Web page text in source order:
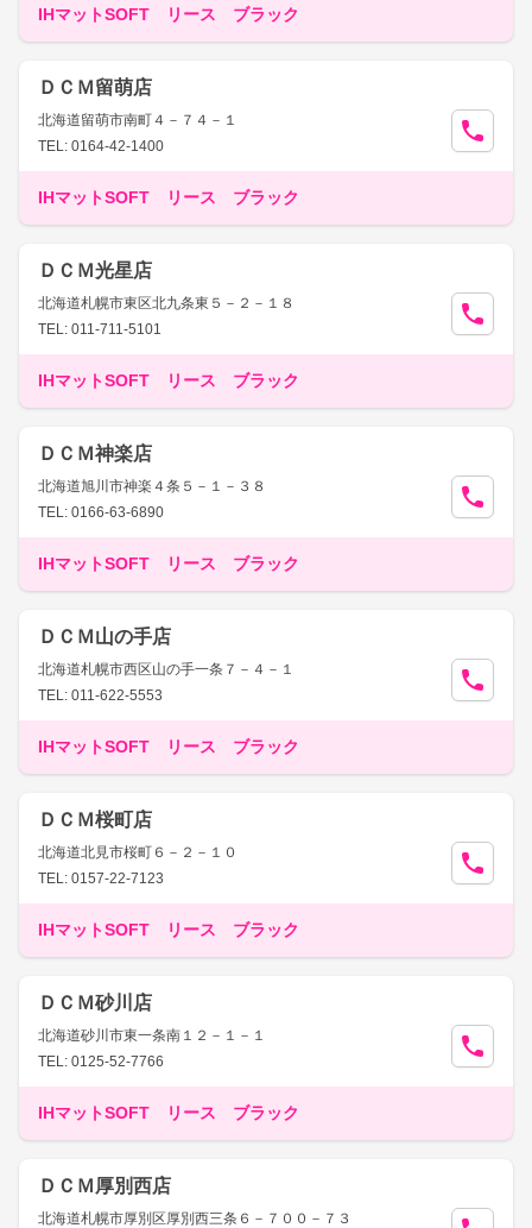
IHマットSOFT リース ブラック
ＤＣＭ留萌店
北海道留萌市南町４－７４－１
TEL: 0164-42-1400
IHマットSOFT リース ブラック
ＤＣＭ光星店
北海道札幌市東区北九条東５－２－１８
TEL: 011-711-5101
IHマットSOFT リース ブラック
ＤＣＭ神楽店
北海道旭川市神楽４条５－１－３８
TEL: 0166-63-6890
IHマットSOFT リース ブラック
ＤＣＭ山の手店
北海道札幌市西区山の手一条７－４－１
TEL: 011-622-5553
IHマットSOFT リース ブラック
ＤＣＭ桜町店
北海道北見市桜町６－２－１０
TEL: 0157-22-7123
IHマットSOFT リース ブラック
ＤＣＭ砂川店
北海道砂川市東一条南１２－１－１
TEL: 0125-52-7766
IHマットSOFT リース ブラック
ＤＣＭ厚別西店
北海道札幌市厚別区厚別西三条６－７００－７３